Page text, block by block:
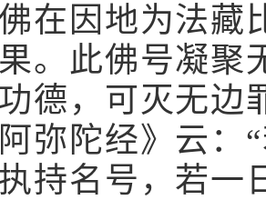
在因地为法藏
。此佛号凝聚
德，可灭无边
阿弥陀经》云
持名号，若一